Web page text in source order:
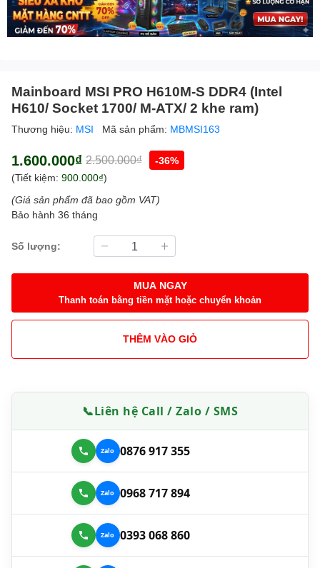
Mainboard MSI PRO H610M-S DDR4 (Intel
H610/ Socket 1700/ M-ATX/ 2 khe ram)
Thương hiệu: MSI Mã sản phẩm: MBMSI163
1.600.000₫ 2.500.000₫
-36%
(Tiết kiệm: 900.000₫)
(Giá sản phẩm đã bao gồm VAT)
Bảo hành 36 tháng
Số lượng:
MUA NGAY
Thanh toán bằng tiền mặt hoặc chuyển khoản
THÊM VÀO GIỎ
📞Liên hệ Call / Zalo / SMS
0876 917 355
0968 717 894
0393 068 860